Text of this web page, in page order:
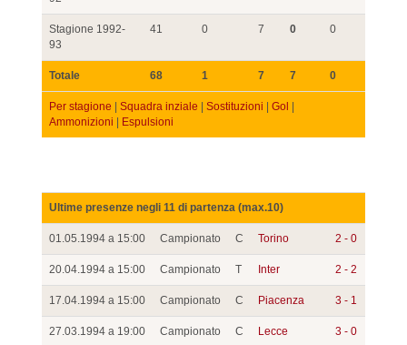
Stagione 1992-
93
41 0 7 0 0
Totale 68 1 7 7 0
Per stagione Squadra inziale Sostituzioni Gol
Ammonizioni
Espulsioni
Ultime presenze negli 11 di partenza (max.10)
01.05.1994 a 15:00 Campionato C Torino 2 - 0
20.04.1994 a 15:00 Campionato T Inter 2 - 2
17.04.1994 a 15:00 Campionato C Piacenza 3 - 1
27.03.1994 a 19:00 Campionato C Lecce 3 - 0